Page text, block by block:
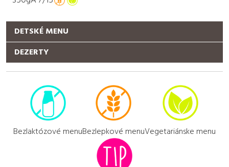
Bezlaktózové menuBezlepkové menuVegetariánske menu